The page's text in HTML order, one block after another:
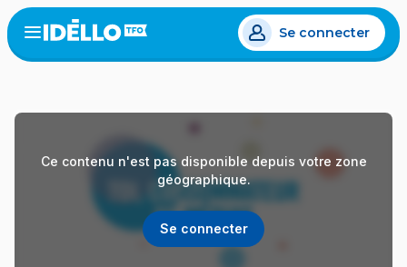
Aller
au
contenu
Open
menu
Se connecter
Ce contenu n'est pas disponible depuis votre zone
géographique.
Se connecter